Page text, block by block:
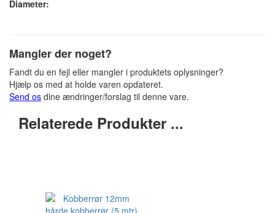
Diameter:
Mangler der noget?
Fandt du en fejl eller mangler i produktets oplysninger?
Hjælp os med at holde varen opdateret.
Send os dine ændringer/forslag til denne vare.
Relaterede Produkter ...